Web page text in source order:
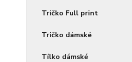
Tričko Full print
Tričko dámské
Tílko dámské